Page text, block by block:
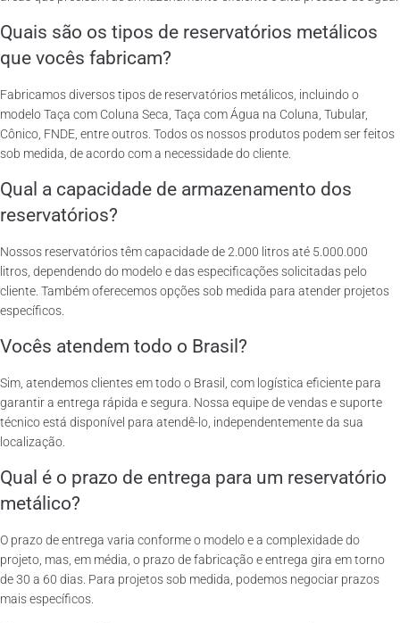
Quais são os tipos de reservatórios metálicos
que vocês fabricam?
Fabricamos diversos tipos de reservatórios metálicos, incluindo o
modelo Taça com Coluna Seca, Taça com Água na Coluna, Tubular,
Cônico, FNDE, entre outros. Todos os nossos produtos podem ser feitos
sob medida, de acordo com a necessidade do cliente.
Qual a capacidade de armazenamento dos
reservatórios?
Nossos reservatórios têm capacidade de 2.000 litros até 5.000.000
litros, dependendo do modelo e das especificações solicitadas pelo
cliente. Também oferecemos opções sob medida para atender projetos
específicos.
Vocês atendem todo o Brasil?
Sim, atendemos clientes em todo o Brasil, com logística eficiente para
garantir a entrega rápida e segura. Nossa equipe de vendas e suporte
técnico está disponível para atendê-lo, independentemente da sua
localização.
Qual é o prazo de entrega para um reservatório
metálico?
O prazo de entrega varia conforme o modelo e a complexidade do
projeto, mas, em média, o prazo de fabricação e entrega gira em torno
de 30 a 60 dias. Para projetos sob medida, podemos negociar prazos
mais específicos.